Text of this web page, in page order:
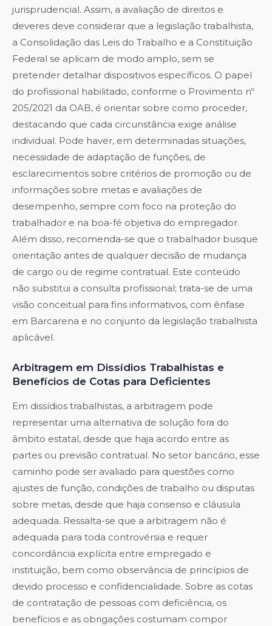
jurisprudencial. Assim, a avaliação de direitos e
deveres deve considerar que a legislação trabalhista,
a Consolidação das Leis do Trabalho e a Constituição
Federal se aplicam de modo amplo, sem se
pretender detalhar dispositivos específicos. O papel
do profissional habilitado, conforme o Provimento nº
205/2021 da OAB, é orientar sobre como proceder,
destacando que cada circunstância exige análise
individual. Pode haver, em determinadas situações,
necessidade de adaptação de funções, de
esclarecimentos sobre critérios de promoção ou de
informações sobre metas e avaliações de
desempenho, sempre com foco na proteção do
trabalhador e na boa-fé objetiva do empregador.
Além disso, recomenda-se que o trabalhador busque
orientação antes de qualquer decisão de mudança
de cargo ou de regime contratual. Este conteúdo
não substitui a consulta profissional; trata-se de uma
visão conceitual para fins informativos, com ênfase
em Barcarena e no conjunto da legislação trabalhista
aplicável.
Arbitragem em Dissídios Trabalhistas e
Benefícios de Cotas para Deficientes
Em dissídios trabalhistas, a arbitragem pode
representar uma alternativa de solução fora do
âmbito estatal, desde que haja acordo entre as
partes ou previsão contratual. No setor bancário, esse
caminho pode ser avaliado para questões como
ajustes de função, condições de trabalho ou disputas
sobre metas, desde que haja consenso e cláusula
adequada. Ressalta-se que a arbitragem não é
adequada para toda controvérsia e requer
concordância explícita entre empregado e
instituição, bem como observância de princípios de
devido processo e confidencialidade. Sobre as cotas
de contratação de pessoas com deficiência, os
benefícios e as obrigações costumam compor